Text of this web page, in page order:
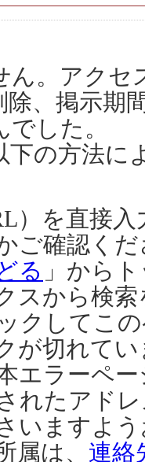
ん。アクセ
除、掲示期
した。
下の方法に
）を直接
ご確認く
る 」から
スから検
クしてこ
が切れて
エラーペ
れたアド
いますよ
属は、 連絡